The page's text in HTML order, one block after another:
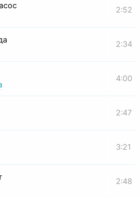
2:52
2:34
4:00
2:47
3:21
2:48